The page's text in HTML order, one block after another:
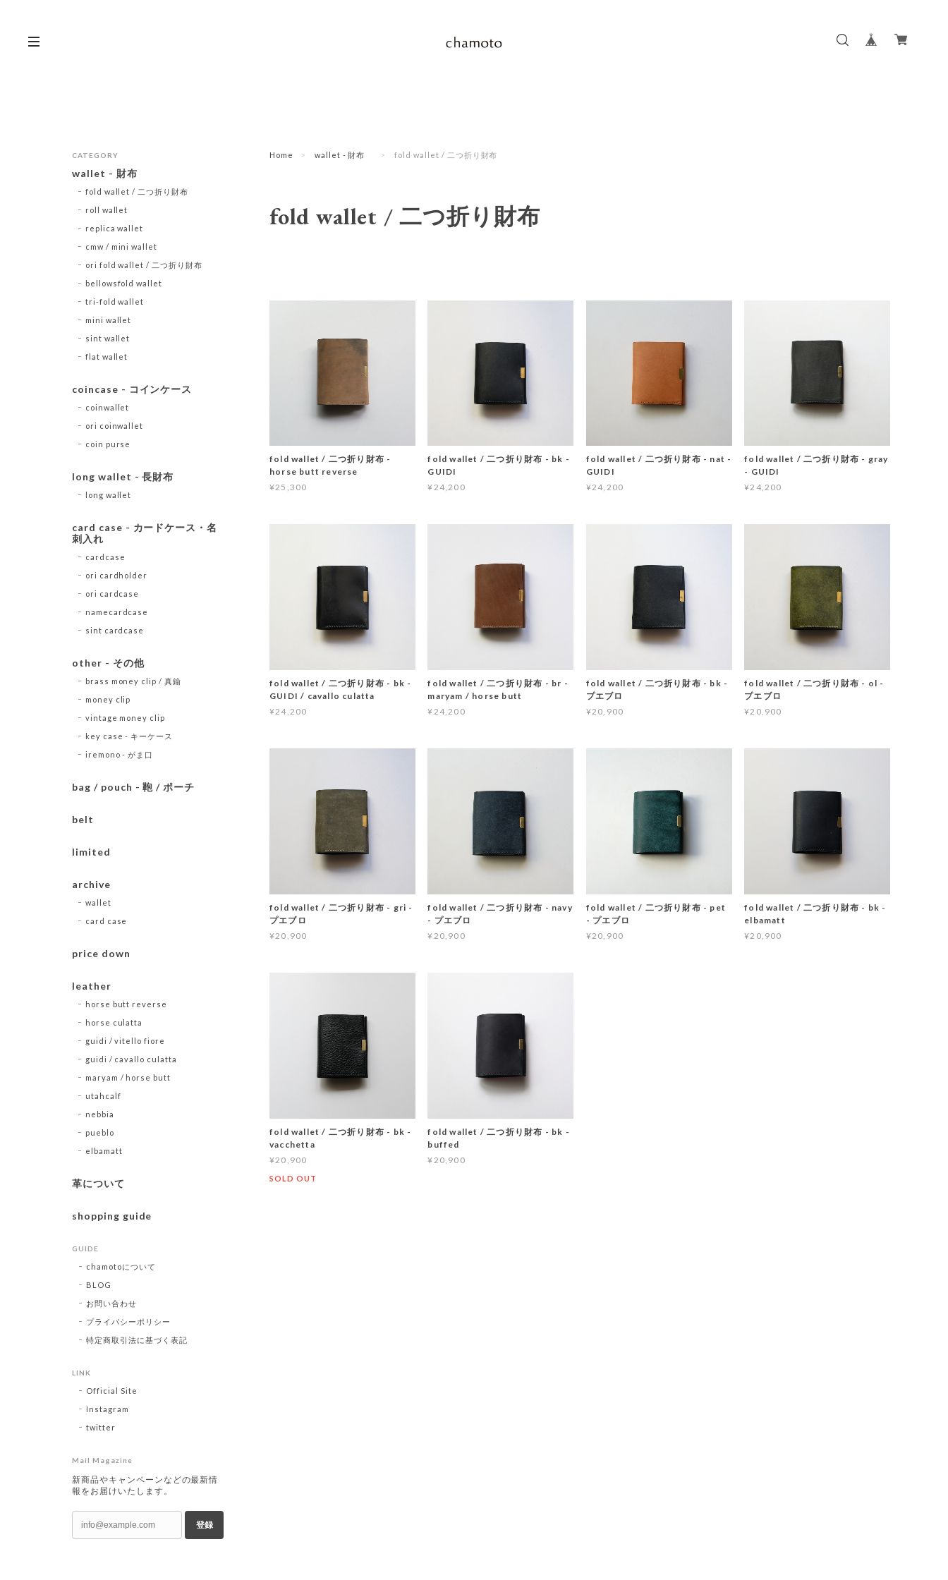
Home wallet - 財布 fold wallet / 二つ折り財布
fold wallet / 二つ折り財布
fold wallet / 二つ折り財布 -
horse butt reverse
¥25,300
fold wallet / 二つ折り財布 - bk -
GUIDI
¥24,200
fold wallet / 二つ折り財布 - nat -
GUIDI
¥24,200
fold wallet / 二つ折り財布 - gray
- GUIDI
¥24,200
fold wallet / 二つ折り財布 - bk -
GUIDI / cavallo culatta
¥24,200
fold wallet / 二つ折り財布 - br -
maryam / horse butt
¥24,200
fold wallet / 二つ折り財布 - bk -
プエブロ
¥20,900
fold wallet / 二つ折り財布 - ol -
プエブロ
¥20,900
fold wallet / 二つ折り財布 - gri -
プエブロ
¥20,900
fold wallet / 二つ折り財布 - navy
- プエブロ
¥20,900
fold wallet / 二つ折り財布 - pet
- プエブロ
¥20,900
fold wallet / 二つ折り財布 - bk -
elbamatt
¥20,900
fold wallet / 二つ折り財布 - bk -
vacchetta
¥20,900
SOLD OUT
fold wallet / 二つ折り財布 - bk -
buffed
¥20,900
CATEGORY
wallet - 財布
fold wallet / 二つ折り財布
roll wallet
replica wallet
cmw / mini wallet
ori fold wallet / 二つ折り財布
bellowsfold wallet
tri-fold wallet
mini wallet
sint wallet
flat wallet
coincase - コインケース
coinwallet
ori coinwallet
coin purse
long wallet - 長財布
long wallet
card case - カードケース・名
刺入れ
cardcase
ori cardholder
ori cardcase
namecardcase
sint cardcase
other - その他
brass money clip / 真鍮
money clip
vintage money clip
key case - キーケース
iremono - がま口
bag / pouch - 鞄 / ポーチ
belt
limited
archive
wallet
card case
price down
leather
horse butt reverse
horse culatta
guidi / vitello fiore
guidi / cavallo culatta
maryam / horse butt
utahcalf
nebbia
pueblo
elbamatt
革について
shopping guide
GUIDE
chamotoについて
BLOG
お問い合わせ
プライバシーポリシー
特定商取引法に基づく表記
LINK
Official Site
Instagram
twitter
Mail Magazine
新商品やキャンペーンなどの最新情
報をお届けいたします。
登録